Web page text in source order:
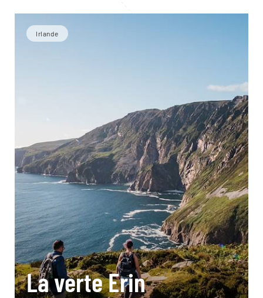
Irlande
La verte Erin